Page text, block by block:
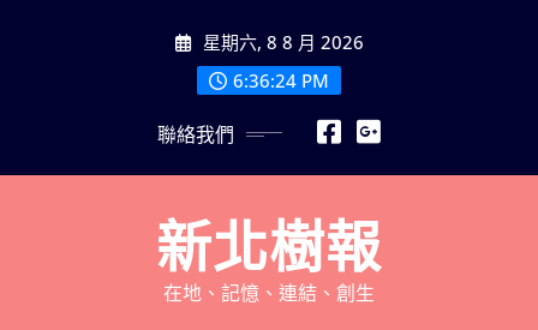
星期六, 8 8 月 2026
6:36:25 PM
聯絡我們
新北樹報
在地、記憶、連結、創生